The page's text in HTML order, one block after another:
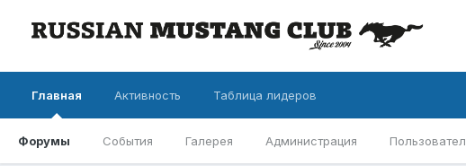
Главная
Форумы События Галерея Администрация
Активность Таблица лидеров